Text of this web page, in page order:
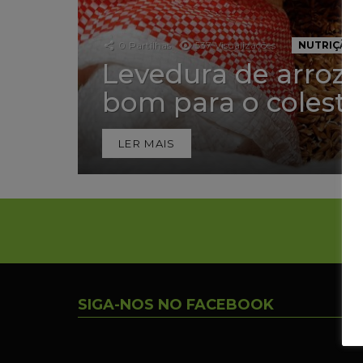
0 Partilhas 537 Visualizações NUTRIÇÃO
Levedura de arroz
bom para o
LER MAIS
SIGA-NOS NO FACEBOOK